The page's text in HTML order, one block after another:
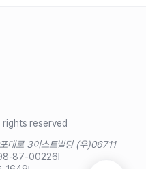
reserved
대로 3이스트빌딩 (우)06711
87-00226